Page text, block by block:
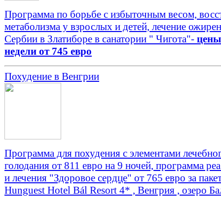
Программа по борьбе с избыточным весом,
метаболизма у взрослых и детей, лечение
Сербии в Златиборе в санатории " Чигота"-
недели от 745 евро
Похудение в Венгрии
Программа для похудения с элементами
голодания от 811 евро на 9 ночей, программа
и лечения "Здоровое сердце" от 765 евро за
Hunguest Hotel Bál Resort 4* , Венгрия , озеро